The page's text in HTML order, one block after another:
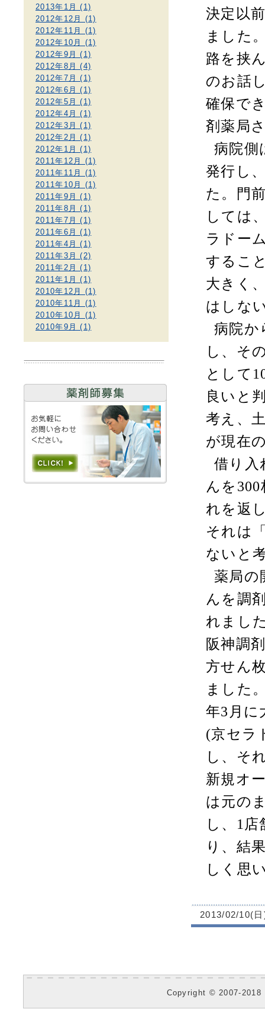
決定以
ました
路を挟
のお話
確保で
剤薬局
病院側
発行し
た。門
しては
ラドー
するこ
大きく
はしな
病院か
し、そ
として
良いと
考え、
が現在
借り入
んを 300
れを返
それは
ないと
薬局の
んを調
れまし
阪神調
方せん
ました
年3 月
(京セラ
し、そ
新規オ
は元の
し、 1 店
り、結
しく思
2013/02/10(
2013年1月 (1)
2012年12月 (1)
2012年11月 (1)
2012年10月 (1)
2012年9月 (1)
2012年8月 (4)
2012年7月 (1)
2012年6月 (1)
2012年5月 (1)
2012年4月 (1)
2012年3月 (1)
2012年2月 (1)
2012年1月 (1)
2011年12月 (1)
2011年11月 (1)
2011年10月 (1)
2011年9月 (1)
2011年8月 (1)
2011年7月 (1)
2011年6月 (1)
2011年4月 (1)
2011年3月 (2)
2011年2月 (1)
2011年1月 (1)
2010年12月 (1)
2010年11月 (1)
2010年10月 (1)
2010年9月 (1)
Copyright © 2007-